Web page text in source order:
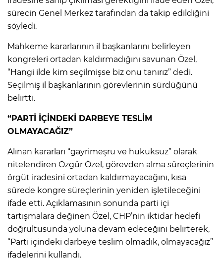
sürecin Genel Merkez tarafından da takip edildiğini
söyledi.
Mahkeme kararlarının il başkanlarını belirleyen
kongreleri ortadan kaldırmadığını savunan Özel,
“Hangi ilde kim seçilmişse biz onu tanırız” dedi.
Seçilmiş il başkanlarının görevlerinin sürdüğünü
belirtti.
“PARTİ İÇİNDEKİ DARBEYE TESLİM
OLMAYACAĞIZ”
Alınan kararları “gayrimeşru ve hukuksuz” olarak
nitelendiren Özgür Özel, görevden alma süreçlerinin
örgüt iradesini ortadan kaldırmayacağını, kısa
sürede kongre süreçlerinin yeniden işletileceğini
ifade etti. Açıklamasının sonunda parti içi
tartışmalara değinen Özel, CHP’nin iktidar hedefi
doğrultusunda yoluna devam edeceğini belirterek,
“Parti içindeki darbeye teslim olmadık, olmayacağız”
ifadelerini kullandı.